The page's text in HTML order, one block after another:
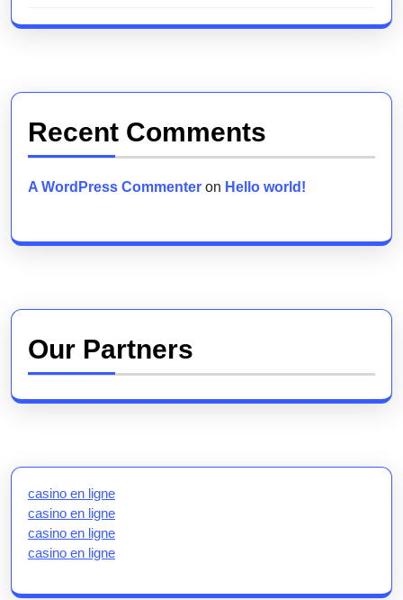
Recent Comments
A WordPress Commenter on Hello world!
Our Partners
casino en ligne
casino en ligne
casino en ligne
casino en ligne